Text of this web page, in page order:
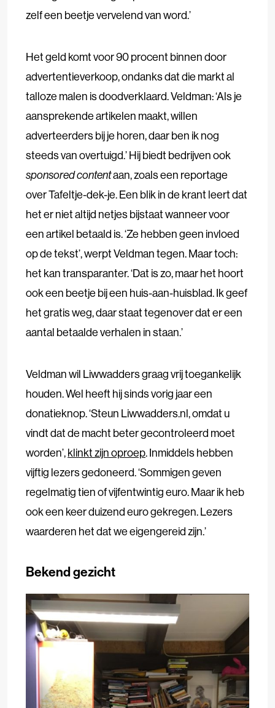
zelf een beetje vervelend van word.’
Het geld komt voor 90 procent binnen door
advertentieverkoop, ondanks dat die markt al
talloze malen is doodverklaard. Veldman: ‘Als je
aansprekende artikelen maakt, willen
adverteerders bij je horen, daar ben ik nog
steeds van overtuigd.’Hij biedt bedrijven ook
sponsored contentaan, zoals een reportage
over Tafeltje-dek-je. Een blik in de krant leert dat
het er niet altijd netjes bijstaat wanneer voor
een artikel betaald is. ‘Ze hebben geen invloed
op de tekst’, werpt Veldman tegen. Maar toch:
het kan transparanter. ‘Dat is zo, maar het hoort
ook een beetje bij een huis-aan-huisblad. Ik geef
het gratis weg, daar staat tegenover dat er een
aantal betaalde verhalen in staan.’
Veldman wil Liwwadders graag vrij toegankelijk
houden. Wel heeft hij sinds vorig jaar een
donatieknop. ‘Steun Liwwadders.nl, omdat u
vindt dat de macht beter gecontroleerd moet
worden’,klinkt zijn oproep. Inmiddels hebben
vijftig lezers gedoneerd. ‘Sommigen geven
regelmatig tien of vijfentwintig euro. Maar ik heb
ook een keer duizend euro gekregen. Lezers
waarderen het dat we eigengereid zijn.’
Bekend gezicht